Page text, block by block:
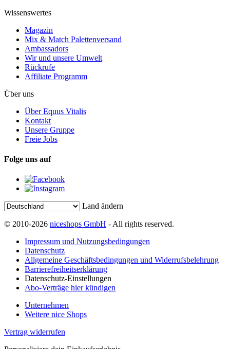
Wissenswertes
Magazin
Mix & Match Palettenversand
Ambassadors
Wir und unsere Umwelt
Rückrufe
Affiliate Programm
Über uns
Über Equus Vitalis
Kontakt
Unsere Gruppe
Freie Jobs
Folge uns auf
Land ändern
© 2010-2026 niceshops GmbH - All rights reserved.
Impressum und Nutzungsbedingungen
Datenschutz
Allgemeine Geschäftsbedingungen und Widerrufsbelehrung
Barrierefreiheitserklärung
Datenschutz-Einstellungen
Abo-Verträge hier kündigen
Unternehmen
Weitere nice Shops
Vertrag widerrufen